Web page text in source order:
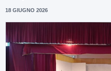
18 GIUGNO 2026